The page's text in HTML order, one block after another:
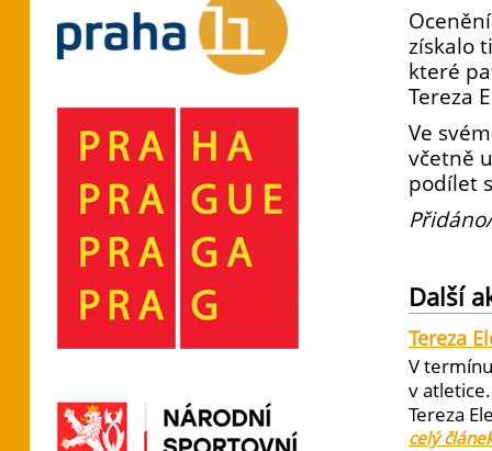
získalo
které
Tereza
Ve
včetně
podílet
Další
Tereza
V
v
Tereza
celý